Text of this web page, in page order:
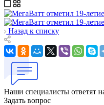
Назад к списку
Наши специалисты ответят
Задать вопрос